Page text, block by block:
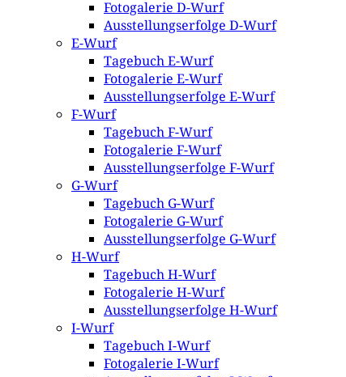
Fotogalerie D-Wurf
Ausstellungserfolge D-Wurf
E-Wurf
Tagebuch E-Wurf
Fotogalerie E-Wurf
Ausstellungserfolge E-Wurf
F-Wurf
Tagebuch F-Wurf
Fotogalerie F-Wurf
Ausstellungserfolge F-Wurf
G-Wurf
Tagebuch G-Wurf
Fotogalerie G-Wurf
Ausstellungserfolge G-Wurf
H-Wurf
Tagebuch H-Wurf
Fotogalerie H-Wurf
Ausstellungserfolge H-Wurf
I-Wurf
Tagebuch I-Wurf
Fotogalerie I-Wurf